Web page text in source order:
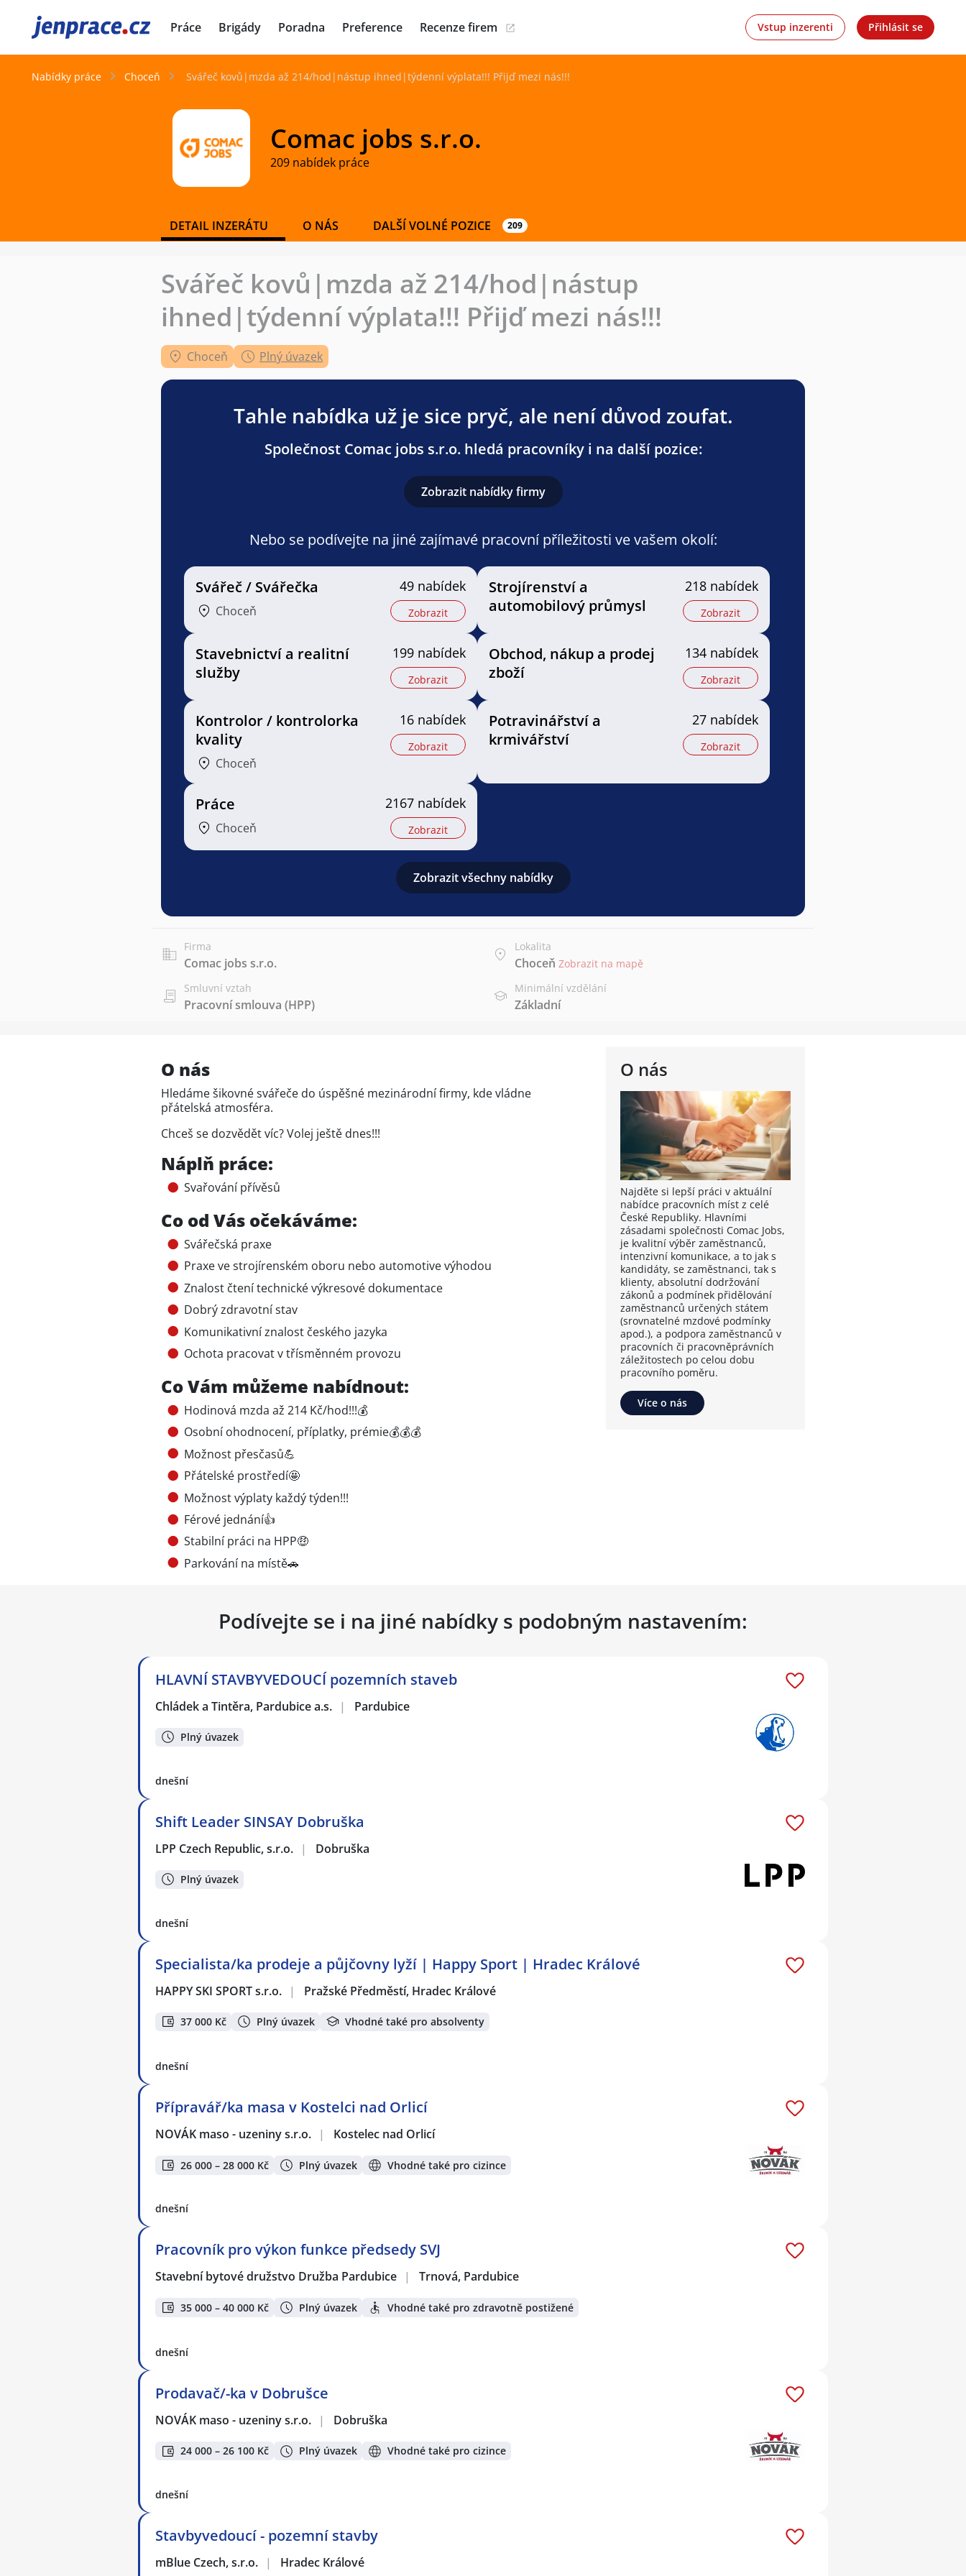
JenPráce.cz Práce Brigády Poradna Preference Recenze firem Vstup inzerenti Přihlásit se
Nabídky práce Choceň Svářeč kovů|mzda až 214/hod|nástup ihned|týdenní výplata!!! Přijď mezi nás!!!
Comac jobs s.r.o.
209 nabídek práce
DETAIL INZERÁTU O NÁS DALŠÍ VOLNÉ POZICE 209
Svářeč kovů|mzda až 214/hod|nástup
ihned|týdenní výplata!!! Přijď mezi nás!!!
Choceň Plný úvazek
Tahle nabídka už je sice pryč, ale není důvod zoufat.
Společnost Comac jobs s.r.o. hledá pracovníky i na další pozice:
Zobrazit nabídky firmy
Nebo se podívejte na jiné zajímavé pracovní příležitosti ve vašem okolí:
Svářeč / Svářečka
Choceň
49 nabídek
Zobrazit
Strojírenství a
automobilový průmysl
218 nabídek
Zobrazit
Stavebnictví a realitní
služby
199 nabídek
Zobrazit
Obchod, nákup a prodej
zboží
134 nabídek
Zobrazit
Kontrolor / kontrolorka
kvality
Choceň
16 nabídek
Zobrazit
Potravinářství a
krmivářství
27 nabídek
Zobrazit
Práce
Choceň
2167 nabídek
Zobrazit
Zobrazit všechny nabídky
Firma
Comac jobs s.r.o.
Lokalita
Choceň Zobrazit na mapě
Smluvní vztah
Pracovní smlouva (HPP)
Minimální vzdělání
Základní
O nás
Najděte si lepší práci v aktuální
nabídce pracovních míst z celé
České Republiky. Hlavními
zásadami společnosti Comac Jobs,
je kvalitní výběr zaměstnanců,
intenzivní komunikace, a to jak s
kandidáty, se zaměstnanci, tak s
klienty, absolutní dodržování
zákonů a podmínek přidělování
zaměstnanců určených státem
(srovnatelné mzdové podmínky
apod.), a podpora zaměstnanců v
pracovních či pracovněprávních
záležitostech po celou dobu
pracovního poměru.
Více o nás
O nás
Hledáme šikovné svářeče do úspěšné mezinárodní firmy, kde vládne
přátelská atmosféra.
Chceš se dozvědět víc? Volej ještě dnes!!!
Náplň práce:
Svařování přívěsů
Co od Vás očekáváme:
Svářečská praxe
Praxe ve strojírenském oboru nebo automotive výhodou
Znalost čtení technické výkresové dokumentace
Dobrý zdravotní stav
Komunikativní znalost českého jazyka
Ochota pracovat v třísměnném provozu
Co Vám můžeme nabídnout:
Hodinová mzda až 214 Kč/hod!!!💰
Osobní ohodnocení, příplatky, prémie💰💰💰
Možnost přesčasů💪
Přátelské prostředí🤩
Možnost výplaty každý týden!!!
Férové jednání👍
Stabilní práci na HPP🤑
Parkování na místě🚗
Podívejte se i na jiné nabídky s podobným nastavením:
HLAVNÍ STAVBYVEDOUCÍ pozemních staveb
Chládek a Tintěra, Pardubice a.s. | Pardubice
Plný úvazek
dnešní
Shift Leader SINSAY Dobruška
LPP Czech Republic, s.r.o. | Dobruška
Plný úvazek
dnešní
Specialista/ka prodeje a půjčovny lyží | Happy Sport | Hradec Králové
HAPPY SKI SPORT s.r.o. | Pražské Předměstí, Hradec Králové
37 000 Kč Plný úvazek Vhodné také pro absolventy
dnešní
Přípravář/ka masa v Kostelci nad Orlicí
NOVÁK maso - uzeniny s.r.o. | Kostelec nad Orlicí
26 000 – 28 000 Kč Plný úvazek Vhodné také pro cizince
dnešní
Pracovník pro výkon funkce předsedy SVJ
Stavební bytové družstvo Družba Pardubice | Trnová, Pardubice
35 000 – 40 000 Kč Plný úvazek Vhodné také pro zdravotně postižené
dnešní
Prodavač/-ka v Dobrušce
NOVÁK maso - uzeniny s.r.o. | Dobruška
24 000 – 26 100 Kč Plný úvazek Vhodné také pro cizince
dnešní
Stavbyvedoucí - pozemní stavby
mBlue Czech, s.r.o. | Hradec Králové